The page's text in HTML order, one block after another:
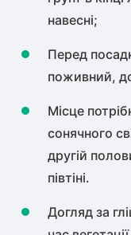
навесні;
Перед
поживний,
Місце
сонячного
другій
півтіні.
Догляд за